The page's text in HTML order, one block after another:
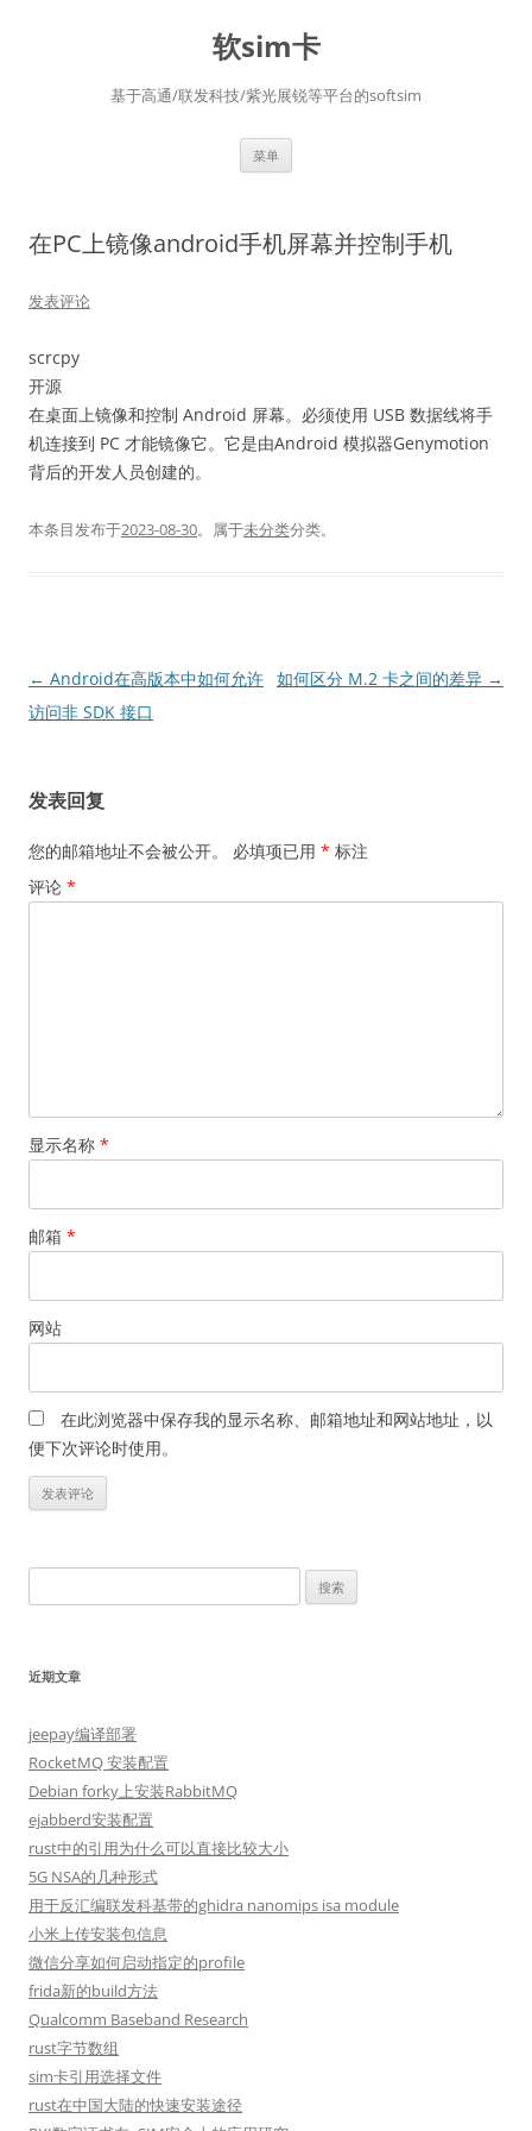
软sim卡
基于高通/联发科技/紫光展锐等平台的softsim
菜单
在PC上镜像android手机屏幕并控制手机
发表评论
scrcpy
开源
在桌面上镜像和控制 Android 屏幕。必须使用 USB 数据线将手
机连接到 PC 才能镜像它。它是由Android 模拟器Genymotion
背后的开发人员创建的。
本条目发布于2023-08-30。属于未分类分类。
文
章
← Android在高版本中如何允许
访问非 SDK 接口
如何区分 M.2 卡之间的差异 →
发表回复
您的邮箱地址不会被公开。 必填项已用 * 标注
评论 *
显示名称 *
邮箱 *
网站
在此浏览器中保存我的显示名称、邮箱地址和网站地址，以
便下次评论时使用。
索：
近期文章
jeepay编译部署
RocketMQ 安装配置
Debian forky上安装RabbitMQ
ejabberd安装配置
rust中的引用为什么可以直接比较大小
5G NSA的几种形式
用于反汇编联发科基带的ghidra nanomips isa module
小米上传安装包信息
微信分享如何启动指定的profile
frida新的build方法
Qualcomm Baseband Research
rust字节数组
sim卡引用选择文件
rust在中国大陆的快速安装途径